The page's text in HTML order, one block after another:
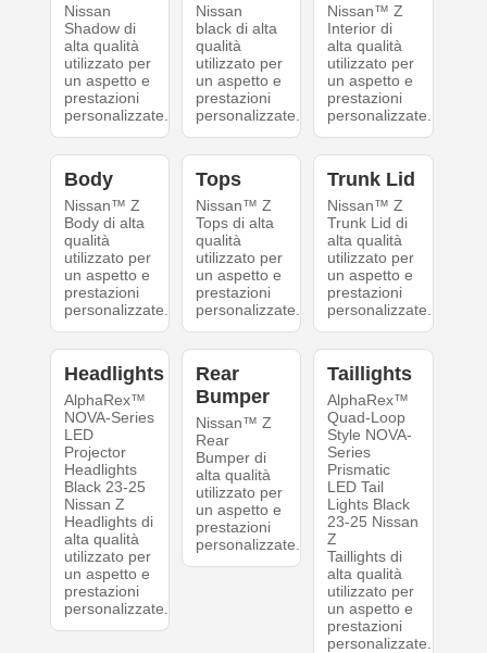
Nissan
Shadow di
alta qualità
utilizzato per
un aspetto e
prestazioni
personalizzate.
Nissan
black di alta
qualità
utilizzato per
un aspetto e
prestazioni
personalizzate.
Nissan™ Z
Interior di
alta qualità
utilizzato per
un aspetto e
prestazioni
personalizzate.
Body
Nissan™ Z
Body di alta
qualità
utilizzato per
un aspetto e
prestazioni
personalizzate.
Tops
Nissan™ Z
Tops di alta
qualità
utilizzato per
un aspetto e
prestazioni
personalizzate.
Trunk Lid
Nissan™ Z
Trunk Lid di
alta qualità
utilizzato per
un aspetto e
prestazioni
personalizzate.
Headlights
AlphaRex™
NOVA-Series
LED
Projector
Headlights
Black 23-25
Nissan Z
Headlights di
alta qualità
utilizzato per
un aspetto e
prestazioni
personalizzate.
Rear
Bumper
Nissan™ Z
Rear
Bumper di
alta qualità
utilizzato per
un aspetto e
prestazioni
personalizzate.
Taillights
AlphaRex™
Quad-Loop
Style NOVA-
Series
Prismatic
LED Tail
Lights Black
23-25 Nissan
Z
Taillights di
alta qualità
utilizzato per
un aspetto e
prestazioni
personalizzate.